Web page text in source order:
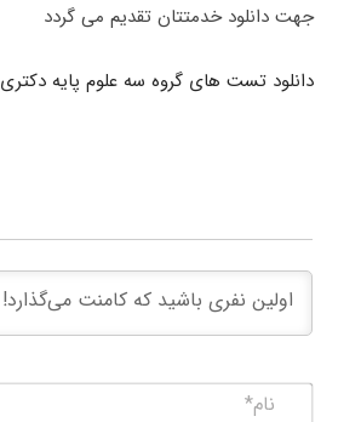
جهت دانلود خدمتتان تقدیم می گردد
دانلود تست های گروه سه علوم پایه دکتری 93 (کد 2230 )